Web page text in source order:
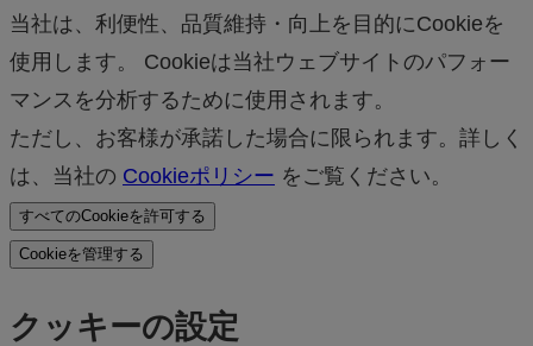
当社は、利便性、品質維持・向上を目的にCookieを
使用します。 Cookieは当社ウェブサイトのパフォー
マンスを分析するために使用されます。
ただし、お客様が承諾した場合に限られます。詳しく
は、当社の Cookieポリシー をご覧ください。
すべてのCookieを許可する
Cookieを管理する
クッキーの設定